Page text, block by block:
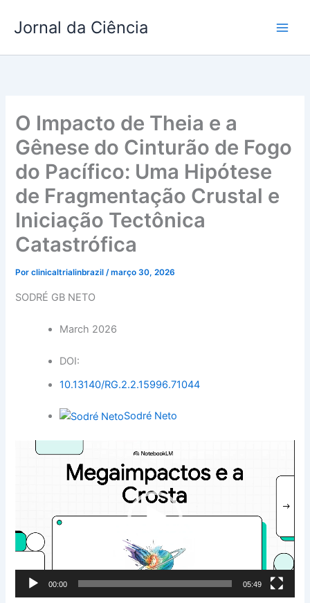
para
conteúdo
Jornal da Ciência
O Impacto de Theia e a
Gênese do Cinturão de Fogo
do Pacífico: Uma Hipótese
de Fragmentação Crustal e
Iniciação Tectônica
Catastrófica
Porclinicaltrialinbrazil/março 30, 2026
SODRÉ GB NETO
March 2026
DOI:
10.13140/RG.2.2.15996.71044
Sodré Neto
Tocador
00:00 05:49